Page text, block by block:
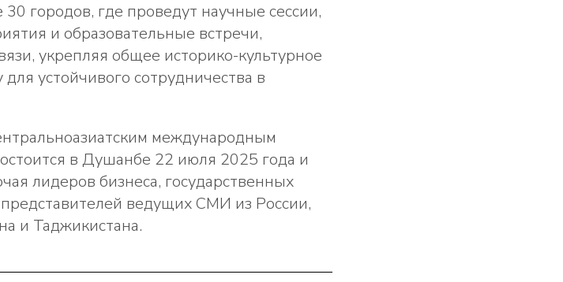
городов, где проведут научные сессии,
и образовательные встречи,
укрепляя общее историко-культурное
устойчивого сотрудничества в
международным
в Душанбе 22 июля 2025 года и
лидеров бизнеса, государственных
представителей ведущих СМИ из России,
и Таджикистана.